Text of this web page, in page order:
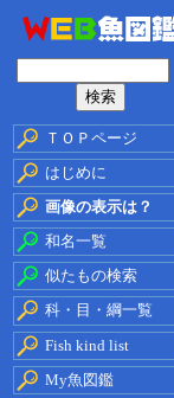
ＴＯＰページ
はじめに
画像の表示は？
和名一覧
似たもの検索
科・目・綱一覧
Fish kind list
My魚図鑑